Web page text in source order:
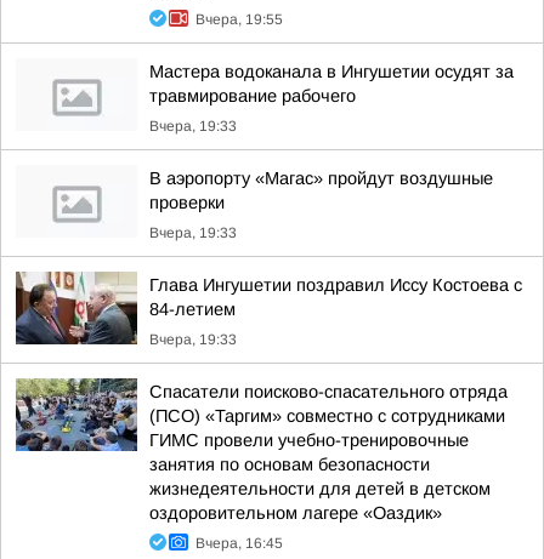
Вчера, 19:55
Мастера водоканала в Ингушетии осудят за
травмирование рабочего
Вчера, 19:33
В аэропорту «Магас» пройдут воздушные
проверки
Вчера, 19:33
Глава Ингушетии поздравил Иссу Костоева с
84-летием
Вчера, 19:33
Спасатели поисково-спасательного отряда
(ПСО) «Таргим» совместно с сотрудниками
ГИМС провели учебно-тренировочные
занятия по основам безопасности
жизнедеятельности для детей в детском
оздоровительном лагере «Оаздик»
Вчера, 16:45